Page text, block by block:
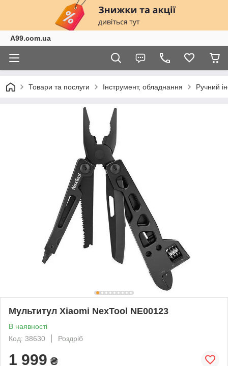
A99.com.ua
Товари та послуги Інструмент, обладнання Ручний
Мультитул Xiaomi NexTool NE00123
В наявності
Код: 38630
Роздріб
1 999 ₴